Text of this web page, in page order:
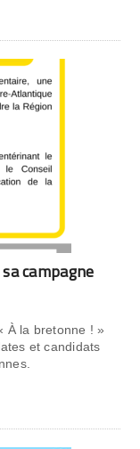
campagne
À la bretonne ! »
et candidats